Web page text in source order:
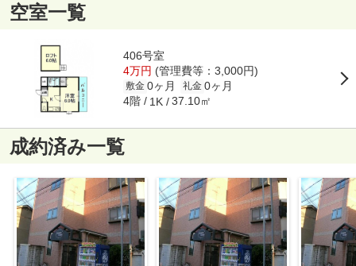
空室一覧
406号室
4万円 (管理費等：3,000円)
敷金 0ヶ月 礼金 0ヶ月
4階 1K 37.10㎡
成約済み一覧